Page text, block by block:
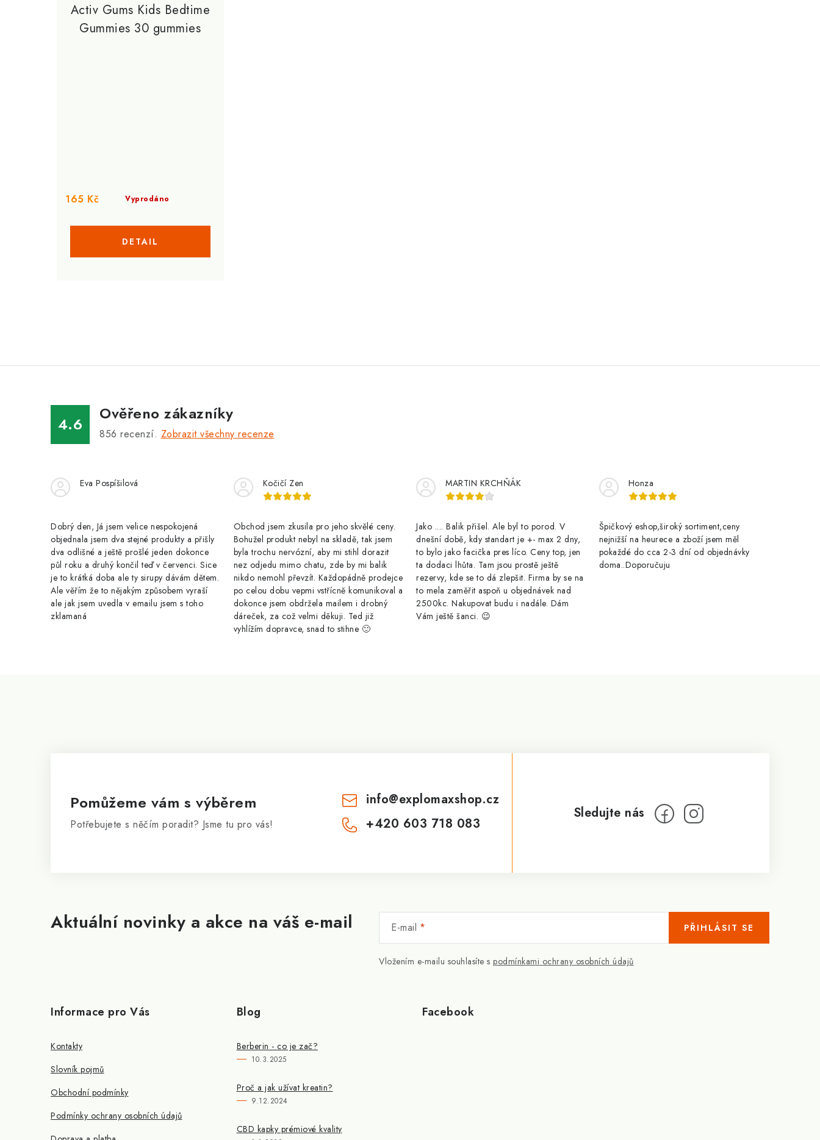
Activ Gums Kids Bedtime
Gummies 30 gummies
Vyprodáno
165 Kč
í
p
r
v
k
y
v
ý
4.6
Ověřeno zákazníky
856 recenzí. Zobrazit všechny recenze
Eva Pospíšilová
Dobrý den, Já jsem velice nespokojená
objednala jsem dva stejné produkty a přišly
dva odlišné a ještě prošlé jeden dokonce
půl roku a druhý končil teď v červenci. Sice
je to krátká doba ale ty sirupy dávám dětem.
Ale věřím že to nějakým způsobem vyraší
ale jak jsem uvedla v emailu jsem s toho
zklamaná
Kočičí Zen
Obchod jsem zkusila pro jeho skvělé ceny.
Bohužel produkt nebyl na skladě, tak jsem
byla trochu nervózní, aby mi stihl dorazit
nez odjedu mimo chatu, zde by mi balik
nikdo nemohl převzít. Každopádně prodejce
po celou dobu vepmi vstřícně komunikoval a
dokonce jsem obdržela mailem i drobný
dáreček, za což velmi děkuji. Ted již
vyhlížím dopravce, snad to stihne 🙂
MARTIN KRCHŇÁK
Jako .... Balik přišel. Ale byl to porod. V
dnešní době, kdy standart je +- max 2 dny,
to bylo jako facička pres líco. Ceny top, jen
ta dodaci lhůta. Tam jsou prostě ještě
rezervy, kde se to dá zlepšit. Firma by se na
to mela zaměřit aspoň u objednávek nad
2500kc. Nakupovat budu i nadále. Dám
Vám ještě šanci. 😉
Honza
Špičkový eshop,široký sortiment,ceny
nejnižší na heurece a zboží jsem měl
pokaždé do cca 2-3 dní od objednávky
doma..Doporučuju
Aktuální novinky a akce na váš e-mail E-mail
Vložením e-mailu souhlasíte s podmínkami ochrany osobních údajů
PŘIHLÁSIT SE
Pomůžeme vám s výběrem
Potřebujete s něčím poradit? Jsme tu pro vás!
info@explomaxshop.cz
+420 603 718 083
Informace pro Vás
Kontakty
Slovník pojmů
Obchodní podmínky
Podmínky ochrany osobních údajů
Blog
Berberin - co je zač?
10.3.2025
Proč a jak užívat kreatin?
9.12.2024
CBD kapky prémiové kvality
Facebook